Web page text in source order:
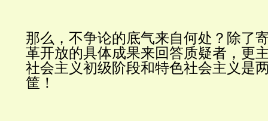
那么，不争论的底气来自何处？除了
革开放的具体成果来回答质疑者，更
社会主义初级阶段和特色社会主义是
筐！